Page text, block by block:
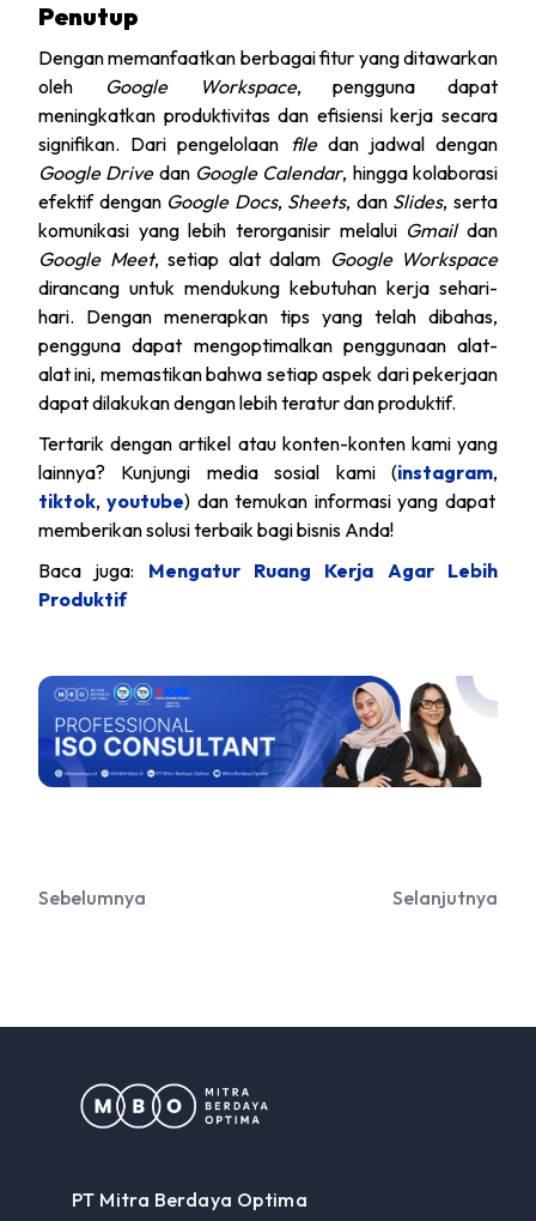
Penutup
Dengan memanfaatkan berbagai fitur yang ditawarkan
oleh
Google Workspace, pengguna dapat
meningkatkan produktivitas dan efisiensi kerja secara
signifikan. Dari pengelolaan file dan jadwal dengan
Google Drivedan Google Calendar, hingga kolaborasi
efektif dengan Google Docs, Sheets, dan Slides, serta
komunikasi yang lebih terorganisir melalui Gmaildan
Google Meet, setiap alat dalam Google Workspace
dirancang untuk mendukung kebutuhan kerja sehari-
hari. Dengan menerapkan tips yang telah dibahas,
pengguna dapat mengoptimalkan penggunaan alat-
alat ini, memastikan bahwa setiap aspek dari pekerjaan
dapat dilakukan dengan lebih teratur dan produktif.
Tertarik dengan artikel atau konten-konten kami yang
lainnya? Kunjungi media sosial kami (instagram,
tiktok, youtube) dan temukan informasi yang dapat
memberikan solusi terbaik bagi bisnis Anda!
Baca juga: Mengatur Ruang Kerja Agar Lebih
Produktif
Sebelumnya Selanjutnya
PT Mitra Berdaya Optima